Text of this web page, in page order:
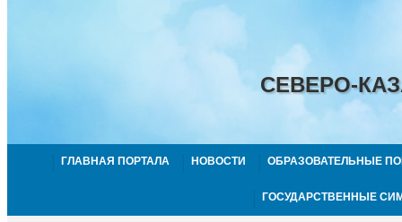
СЕВЕРО-
ГЛАВНАЯ ПОРТАЛА НОВОСТИ ОБРАЗОВАТЕЛЬНЫЕ
ГОСУДАРСТВЕННЫЕ